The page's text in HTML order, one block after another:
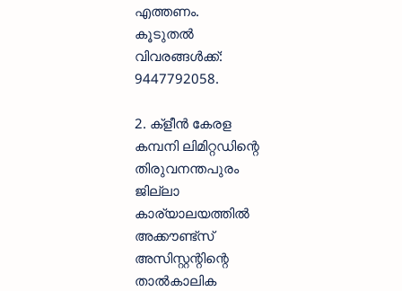
എത്തണം.
കൂടുതൽ
വിവരങ്ങൾക്ക്:
9447792058.
2. ക്‌ളീൻ കേരള
കമ്പനി ലിമിറ്റഡിന്റെ
തിരുവനന്തപുരം
ജില്ലാ
കാര്യാലയത്തിൽ
അക്കൗണ്ട്‌സ്
അസിസ്റ്റന്റിന്റെ
താൽകാലിക